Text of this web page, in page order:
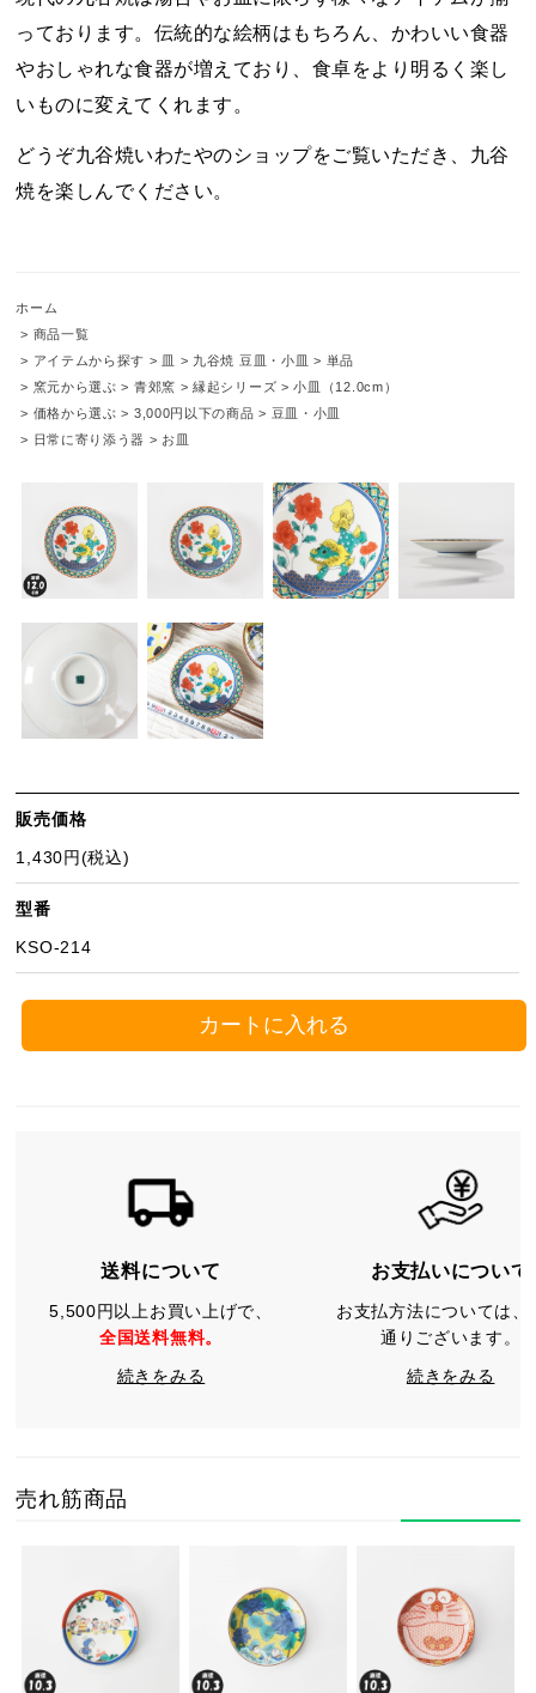
っております。伝統的な絵柄はもちろん、かわいい食器
やおしゃれな食器が増えており、食卓をより明るく楽し
いものに変えてくれます。
どうぞ九谷焼いわたやのショップをご覧いただき、九谷
焼を楽しんでください。
ホーム
> 商品一覧
> アイテムから探す > 皿 > 九谷焼 豆皿・小皿 > 単品
> 窯元から選ぶ > 青郊窯 >縁起シリーズ >小皿（12.0cm）
> 価格から選ぶ > 3,000円以下の商品 > 豆皿・小皿
> 日常に寄り添う器 > お皿
販売価格
1,430円(税込)
型番
KSO-214
カートに入れる
送料について
5,500円以上お買い上げで、
全国送料無料。
続きをみる
お支払いについて
お支払方法については、
通りございます。
続きをみる
売れ筋商品